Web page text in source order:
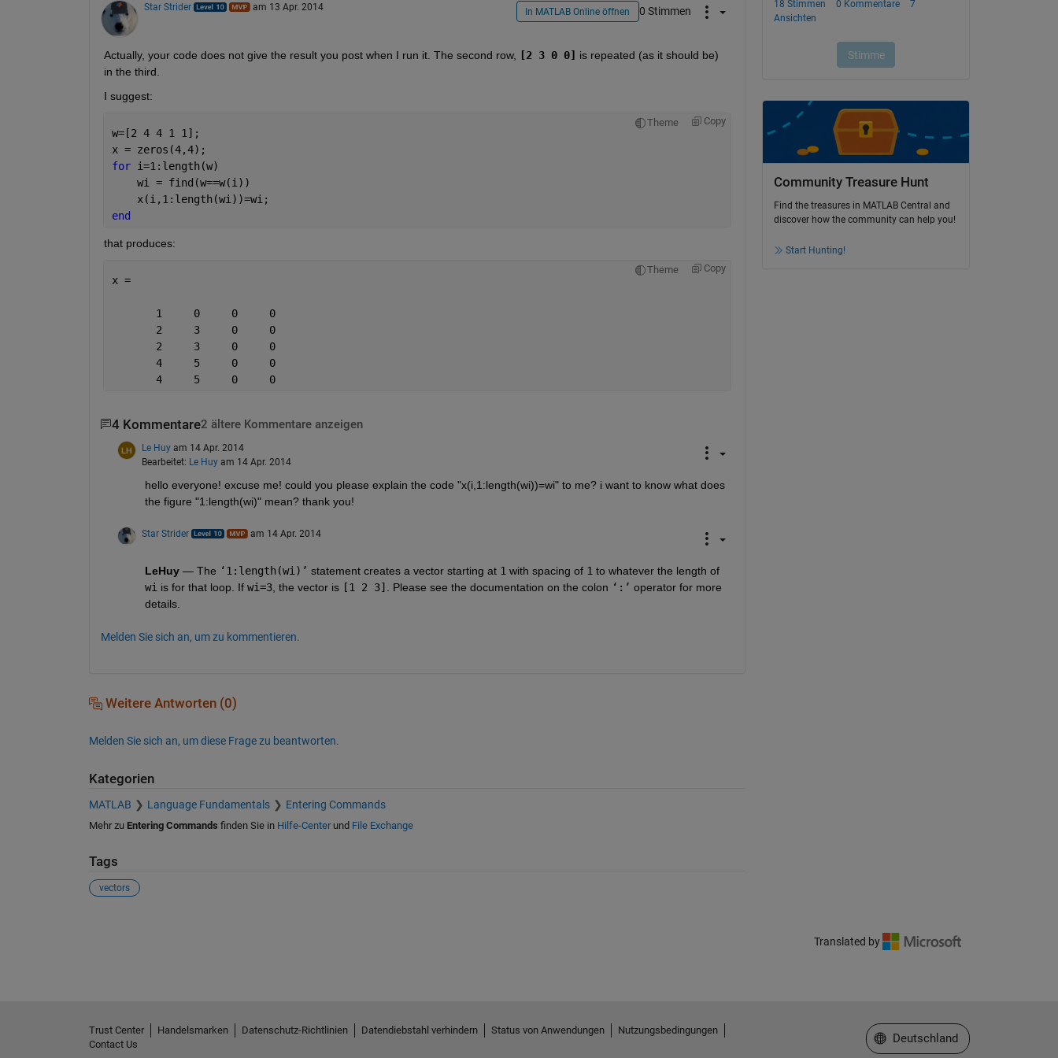
Star Strider am 13 Apr. 2014 In MATLAB Online öffnen 0 Stimmen
Actually, your code does not give the result you post when I run it. The second row, [2 3 0 0] is repeated (as it should be)
in the third.
I suggest:
Theme Copy
w=[2 4 4 1 1];
x = zeros(4,4);
for i=1:length(w)
    wi = find(w==w(i))
    x(i,1:length(wi))=wi;
end
that produces:
Theme Copy
x =
       1     0     0     0
       2     3     0     0
       2     3     0     0
       4     5     0     0
       4     5     0     0
4 Kommentare2 ältere Kommentare anzeigen
Le Huy am 14 Apr. 2014
Bearbeitet: Le Huy am 14 Apr. 2014
hello everyone! excuse me! could you please explain the code "x(i,1:length(wi))=wi" to me? i want to know what does
the figure "1:length(wi)" mean? thank you!
Star Strider am 14 Apr. 2014
LeHuy — The ‘1:length(wi)’ statement creates a vector starting at 1 with spacing of 1 to whatever the length of
wi is for that loop. If wi=3, the vector is [1 2 3] . Please see the documentation on the colon ‘:’ operator for more
details.
Melden Sie sich an, um zu kommentieren.
Weitere Antworten (0)
Melden Sie sich an, um diese Frage zu beantworten.
Kategorien
MATLAB Language Fundamentals Entering Commands
Mehr zu Entering Commands finden Sie in Hilfe-Centerund File Exchange
Tags
vectors
Community Treasure Hunt
Find the treasures in MATLAB Central and
discover how the community can help you!
Start Hunting!
Translated by
Trust Center Handelsmarken Datenschutz-Richtlinien Datendiebstahl verhindern Status von Anwendungen
Nutzungsbedingungen
Contact Us
Website auswählen
Deutschland